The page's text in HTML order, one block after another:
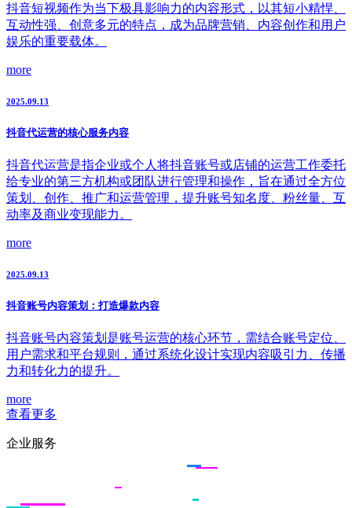
抖音短视频作为当下极具影响力的内容形式，以其短小精悍、
互动性强、创意多元的特点，成为品牌营销、内容创作和用户
娱乐的重要载体。
more
2025.09.13
抖音代运营的核心服务内容
抖音代运营是指企业或个人将抖音账号或店铺的运营工作委托
给专业的第三方机构或团队进行管理和操作，旨在通过全方位
策划、创作、推广和运营管理，提升账号知名度、粉丝量、互
动率及商业变现能力。
more
2025.09.13
抖音账号内容策划：打造爆款内容
抖音账号内容策划是账号运营的核心环节，需结合账号定位、
用户需求和平台规则，通过系统化设计实现内容吸引力、传播
力和转化力的提升。
more
查看更多
企业服务